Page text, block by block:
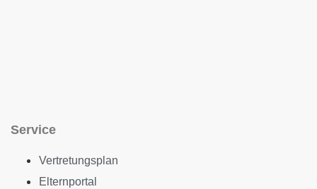
Service
Vertretungsplan
Elternportal